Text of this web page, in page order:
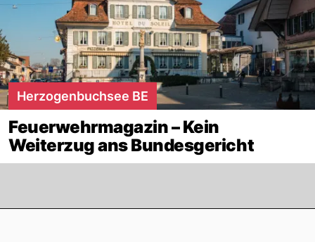
Herzogenbuchsee BE
Feuerwehrmagazin – Kein
Weiterzug ans Bundesgericht